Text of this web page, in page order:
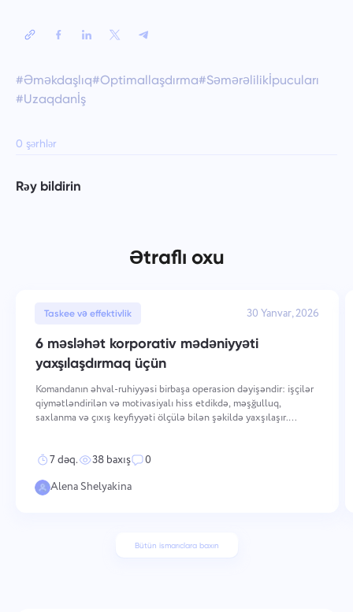
#Əməkdaşlıq#Optimallaşdırma#Səmərəlilikİpucuları
#Uzaqdanİş
0 şərhlər
Rəy bildirin
Ətraflı oxu
Taskee və effektivlik 30 Yanvar, 2026
6 məsləhət korporativ mədəniyyəti
yaxşılaşdırmaq üçün
Komandanın əhval-ruhiyyəsi birbaşa operasion dəyişəndir: işçilər
qiymətləndirilən və motivasiyalı hiss etdikdə, məşğulluq,
saxlanma və çıxış keyfiyyəti ölçülə bilən şəkildə yaxşılaşır.
7 dəq. 38 baxış
0
Alena Shelyakina
Bütün ismarıclara baxın